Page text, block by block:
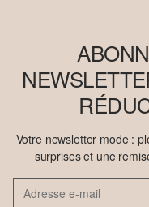
Votre newsletter mode :
surprises et une